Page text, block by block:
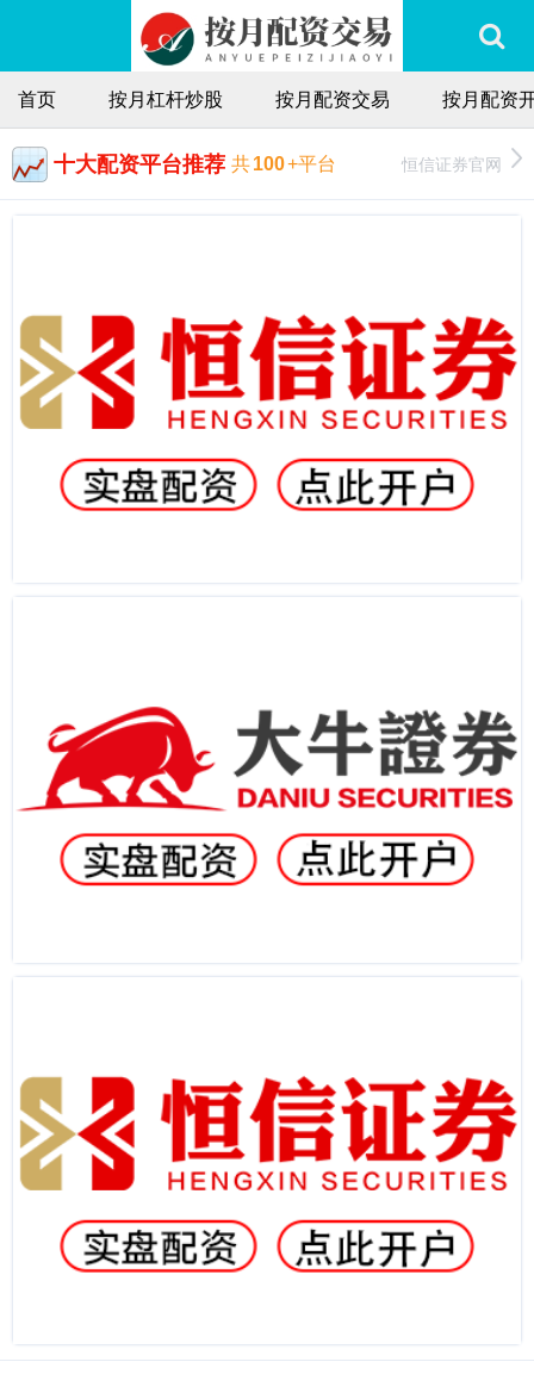
首页 按月杠杆炒股 按月配资交易 按月配资
十大配资平台推荐 共100+平台 恒信证券官网